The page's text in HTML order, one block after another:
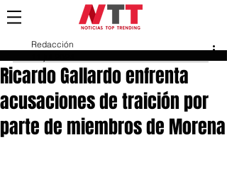
Ricardo Gallardo enfrenta
acusaciones de traición por
parte de miembros de Morena
Redacción